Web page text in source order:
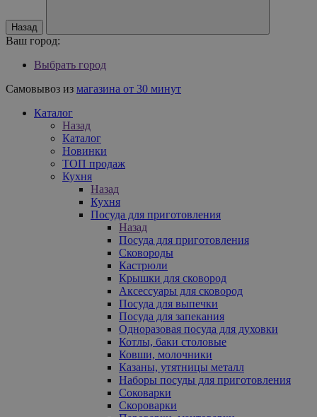
Назад
Ваш город:
Выбрать город
Самовывоз из магазина от 30 минут
Каталог
Назад
Каталог
Новинки
ТОП продаж
Кухня
Назад
Кухня
Посуда для приготовления
Назад
Посуда для приготовления
Сковороды
Кастрюли
Крышки для сковород
Аксессуары для сковород
Посуда для выпечки
Посуда для запекания
Одноразовая посуда для духовки
Котлы, баки столовые
Ковши, молочники
Казаны, утятницы металл
Наборы посуды для приготовления
Соковарки
Скороварки